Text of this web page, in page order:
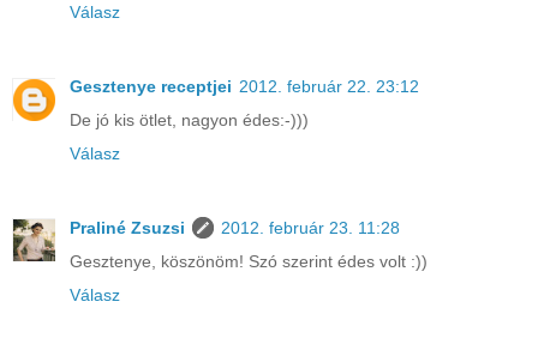
Válasz
Gesztenye receptjei 2012. február 22. 23:12
De jó kis ötlet, nagyon édes:-)))
Válasz
Praliné Zsuzsi
2012. február 23. 11:28
Gesztenye, köszönöm! Szó szerint édes volt :))
Válasz